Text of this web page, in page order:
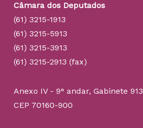
Câmara dos Deputados
(61) 3215-1913
(61) 3215-5913
(61) 3215-3913
(61) 3215-2913 (fax)
Anexo IV - 9° andar, Gabinete 913
CEP 70160-900